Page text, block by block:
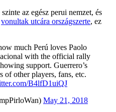
az egész perui nemzet, és
vonultak utcára országszerte, ez
much Perú loves Paolo
with the official rally
support. Guerrero’s
of other players, fans, etc.
B4lfD1uiQJ
May 21, 2018